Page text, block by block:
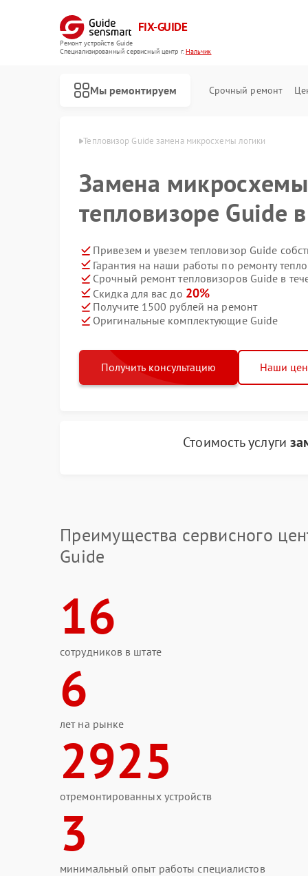
FIX-GUIDE
Ремонт устройств Guide
Специализированный cервисный центр г.Нальчик
Мы ремонтируем Срочный ремонт
Guide в Нальчике Тепловизор Guide замена микросхемы логики
Замена
тепловизоре Guide
Привезем и увезем тепловизор Guide
Гарантия на наши работы по ремонту
Срочный ремонт тепловизоров Guide в
Скидка для вас до 20%
Получите 1500 рублей на ремонт
Оригинальные комплектующие Guide
Получить консультацию Наши
Стоимость услуги
Преимущества сервисного
Guide
16
сотрудников в штате
6
лет на рынке
2925
отремонтированных устройств
3
минимальный опыт работы специалистов